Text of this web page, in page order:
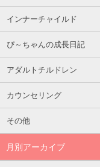
インナーチャイルド
ぴ～ちゃんの成長日記
アダルトチルドレン
カウンセリング
その他
月別アーカイブ